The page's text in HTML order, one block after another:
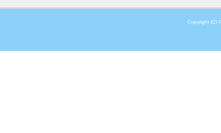
Copyright (C)